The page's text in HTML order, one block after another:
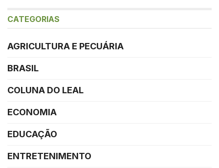
CATEGORIAS
AGRICULTURA E PECUÁRIA
BRASIL
COLUNA DO LEAL
ECONOMIA
EDUCAÇÃO
ENTRETENIMENTO